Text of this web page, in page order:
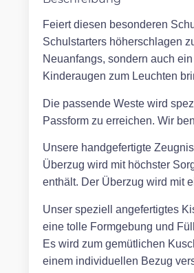
Feiert diesen besonderen
Schulstarters höherschlagen
Neuanfangs, sondern auch
Kinderaugen zum Leuchten
Die passende Weste wird
Passform zu erreichen. Wir
Unsere handgefertigte
Überzug wird mit höchster
enthält. Der Überzug wird mit
Unser speziell angefertigtes
eine tolle Formgebung und
Es wird zum gemütlichen
einem individuellen Bezug